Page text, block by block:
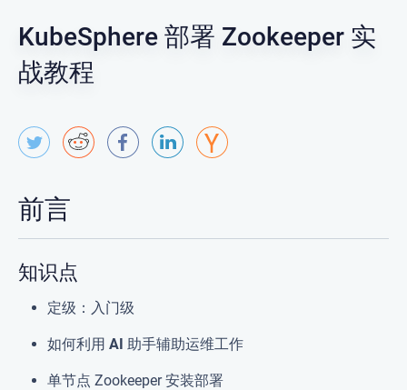
KubeSphere 部署 Zookeeper 实
战教程
前言
知识点
定级： 入门级
如何利用 AI 助手辅助运维工作
单节点 Zookeeper 安装部署